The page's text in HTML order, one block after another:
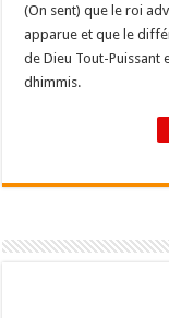
(On sent) que le roi
apparue et que le
de Dieu Tout-
dhimmis.